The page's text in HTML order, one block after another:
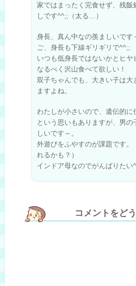
家ではまったく完食せず、残飯
しです^^;;（太る…）
身長、真ん中なの羨ましいです
ご、身長も下線ギリギリで^^;;
いつも低身長ではないかとヒヤ
なるべく沢山食べて欲しい！
双子ちゃんでも、大きい子は大
ますよね。
わたしが小さいので、遺伝的に
という思いもありますが、男の
しいです～。
外遊びをふやすのが課題です。
れるかも？）
インドア母なのでがんばりたい
コメントをど